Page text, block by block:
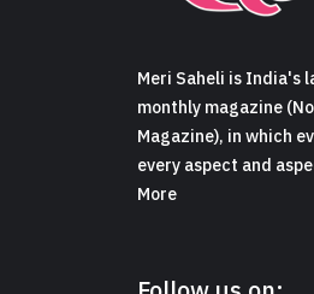
Meri Saheli is India's
monthly magazine
Magazine), in which
every aspect and
More